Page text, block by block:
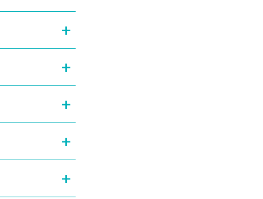
+
+
+
+
+